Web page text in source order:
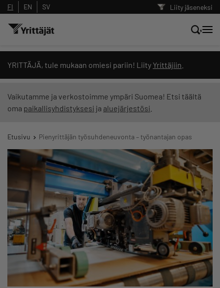
Liity jäseneksi
FI EN SV
YRITTÄJÄ, tule mukaan omiesi pariin! Liity Yrittäjiin
Vaikutamme ja verkostoimme ympäri Suomea! Etsi täältä
oma paikallisyhdistyksesi ja aluejärjestösi
Etusivu Pienyrittäjän työsuhdeneuvonta – työnantajan opas
Hae sivustolta tai kysy suoraan
Yrittäjien tekoälyltä
Suodata hakutuloksia: näytä kaikki sisältö